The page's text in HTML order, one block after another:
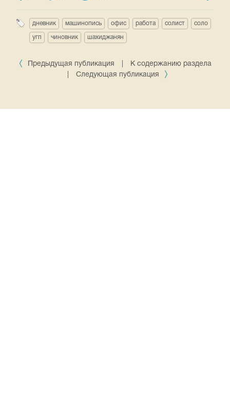
дневник машинопись офис работа солист соло
угп чиновник шахиджанян
Предыдущая публикация
К содержанию раздела
Следующая публикация